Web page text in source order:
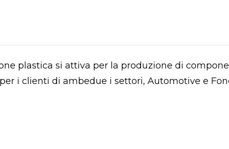
plastica si attiva per la produzione di
i clienti di ambedue i settori, Automotive e